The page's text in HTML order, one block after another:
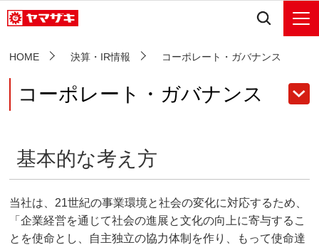
HOME 決算・IR情報 コーポレート・ガバナンス
コーポレート・ガバナンス
基本的な考え方
当社は、21世紀の事業環境と社会の変化に対応するため、
「企業経営を通じて社会の進展と文化の向上に寄与するこ
とを使命とし、自主独立の協力体制を作り、もって使命達